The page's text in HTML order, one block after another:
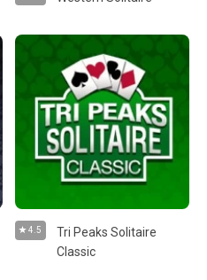
4.5
Tri Peaks Solitaire
Classic